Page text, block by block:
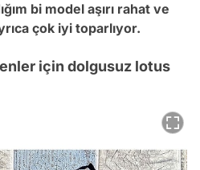
bi model aşırı rahat ve
çok iyi toparlıyor.
için dolgusuz lotus